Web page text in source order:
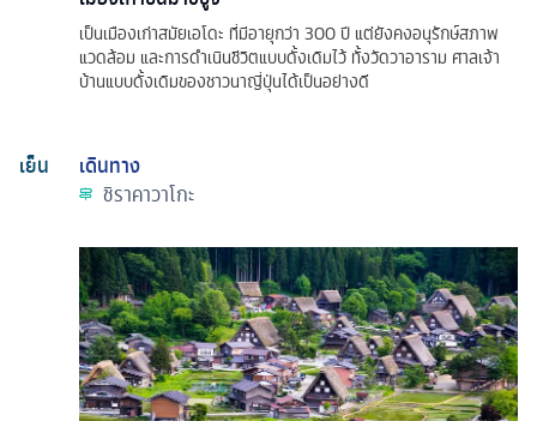
เป็นเมืองเก่าสมัยเอโดะ ที่มีอายุกว่า 300 ปี แต่ยังคงอนุรักษ์สภาพ
แวดล้อม และการดำเนินชีวิตแบบดั้งเดิมไว้ ทั้งวัดวาอาราม ศาลเจ้า
บ้านแบบดั้งเดิมของชาวนาญี่ปุ่นได้เป็นอย่างดี
เย็น
เดินทาง
ชิราคาวาโกะ